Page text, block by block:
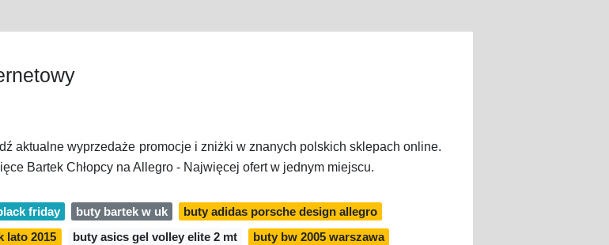
aktualne wyprzedaże promocje i zniżki w znanych polskich sklepach online.
Bartek Chłopcy na Allegro - Najwięcej ofert w jednym miejscu.
friday buty bartek w uk
buty adidas porsche design allegro
lato 2015 buty asics gel volley elite 2 mt buty bw 2005 warszawa